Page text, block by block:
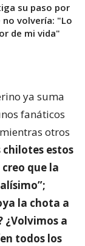
su paso por
no volvería: "Lo
de mi vida"
ya suma
fanáticos
otros
chilotes estos
que la
la chota a
¿Volvimos a
todos los